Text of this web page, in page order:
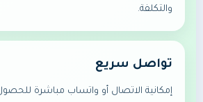
والتكلفة.
تواصل سريع
إمكانية الاتصال أو واتساب مباشرة